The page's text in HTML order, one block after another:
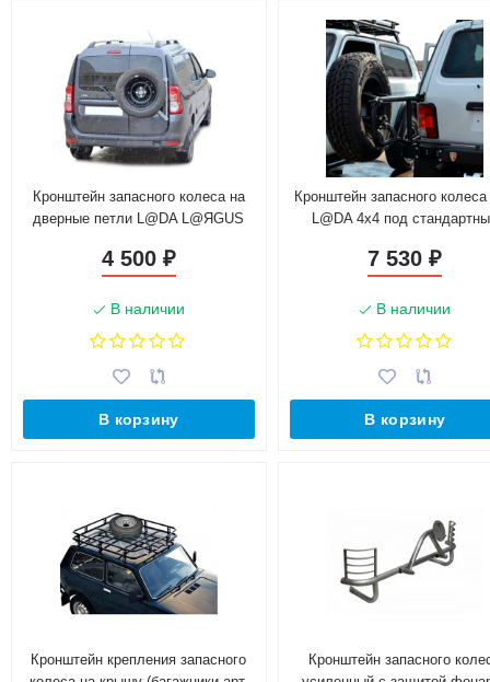
Кронштейн запасного колеса на
дверные петли L@DA L@ЯGUS
4 500 ₽
В наличии
В корзину
Кронштейн запасного
L@DA 4х4 под
7 530₽
В наличии
В корзину
Кронштейн крепления запасного
Кронштейн запасного